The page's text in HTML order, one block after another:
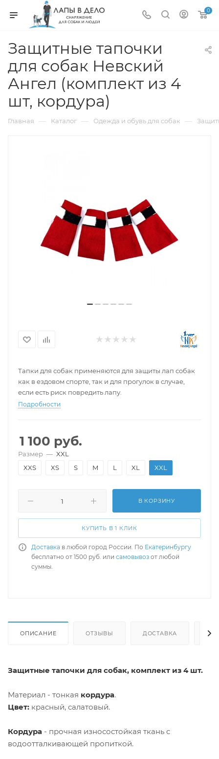
0
Защитные тапочки
для собак Невский
Ангел (комплект из 4
шт, кордура)
Главная — Каталог — Одежда и обувь для собак —
Тапки для собак применяются для защиты лап собак
как в ездовом спорте, так и для прогулок в случае,
если есть риск повредить лапу.
Подробности
1 100 руб.
Размер — XXL
XXS
XS S M L XL XXL
В КОРЗИНУ
КУПИТЬ В 1 КЛИК
Доставка в любой город России. По Екатеринбургу
бесплатно от 1500 руб. или самовывоз от любой
суммы.
ОПИСАНИЕ ОТЗЫВЫ ДОСТАВКА
Защитные тапочки для собак, комплект из 4 шт.
Материал - тонкая кордура.
Цвет: красный, салатовый.
Кордура - прочная износостойкая ткань с
водоотталкивающей пропиткой.